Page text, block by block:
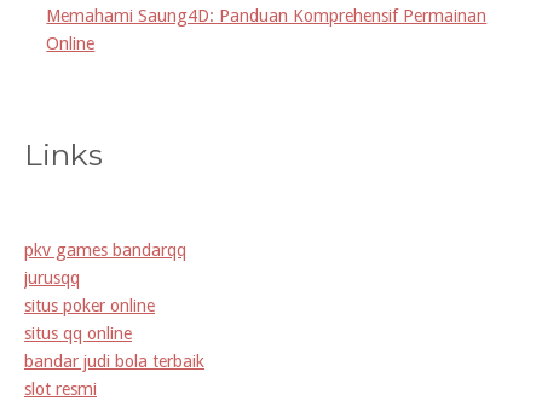
Memahami Saung4D: Panduan Komprehensif Permainan
Online
Links
pkv games bandarqq
jurusqq
situs poker online
situs qq online
bandar judi bola terbaik
slot resmi